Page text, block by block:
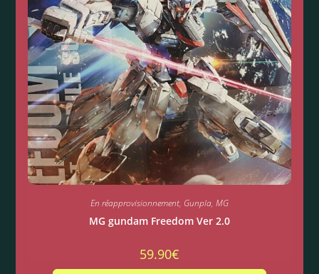
En réapprovisionnement, Gunpla, MG
MG gundam Freedom Ver 2.0
59.90€